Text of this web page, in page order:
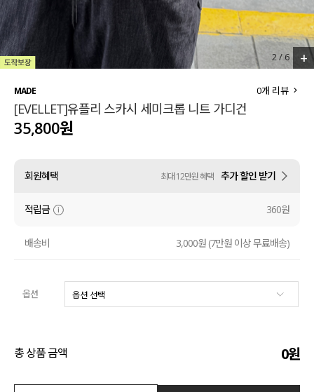
살안타템
110사이즈
티셔츠
셔츠
원피스
니트
팬츠
스커트
언더웨어
2/ 6 +
MADE
[EVELLET]유플리 스카시 세미크롭 니트 가디건
0개 리뷰
35,800원
회원혜택 최대 12만원 혜택 추가 할인 받기
적립금 360원
배송비 3,000원 (7만원 이상 무료배송)
옵션
총 상품 금액 0원